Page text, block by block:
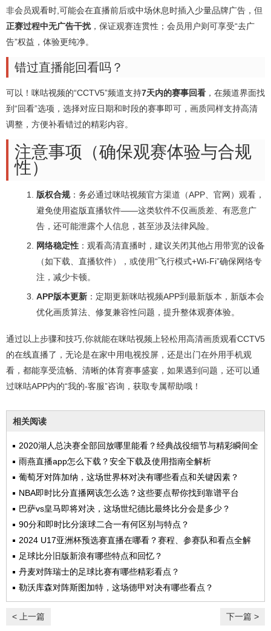
非会员观看时,可能会在直播前后或中场休息时插入少量品牌广告，但
正赛过程中无广告干扰，保证观赛连贯性；会员用户则可享受“去广
告”权益，体验更纯净。
错过直播能回看吗？
可以！咪咕视频的“CCTV5”频道支持7天内的赛事回看 ，在频道界面找
到“回看”选项，选择对应日期和时段的赛事即可，画质同样支持高清
调整，方便补看错过的精彩内容。
注意事项（确保观赛体验与合规
性）
版权合规：务必通过咪咕视频官方渠道（APP、官网）观看，
避免使用盗版直播软件——这类软件不仅画质差、有恶意广
告，还可能泄露个人信息，甚至涉及法律风险。
网络稳定性 ：观看高清直播时，建议关闭其他占用带宽的设备
（如下载、直播软件），或使用“飞行模式+Wi-Fi”确保网络专
注，减少卡顿。
APP版本更新 ：定期更新咪咕视频APP到最新版本，新版本会
优化画质算法、修复兼容性问题，提升整体观赛体验。
通过以上步骤和技巧,你就能在咪咕视频上轻松用高清画质观看CCTV5
的在线直播了，无论是在家中用电视投屏，还是出门在外用手机观
看，都能享受流畅、清晰的体育赛事盛宴，如果遇到问题，还可以通
过咪咕APP内的“我的-客服”咨询，获取专属帮助哦！
相关阅读
2020湖人总决赛全部回放哪里能看？经典战役细节与精彩瞬间全
解析
雨燕直播app怎么下载？安全下载及使用指南全解析
葡萄牙对阵加纳，这场世界杯对决有哪些看点和关键因素？
NBA即时比分直播网该怎么选？这些要点帮你找到靠谱平台
巴萨vs皇马即将对决，这场世纪德比最终比分会是多少？
90分和即时比分滚球二合一有何区别与特点？
2024 U17亚洲杯预选赛直播在哪看？赛程、参赛队和看点全解
析
足球比分旧版新浪有哪些特点和回忆？
丹麦对阵瑞士的足球比赛有哪些精彩看点？
勒沃库森对阵斯图加特，这场德甲对决有哪些看点？
< 上一篇 下一篇 >